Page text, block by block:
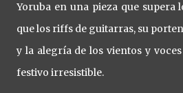
Yoruba en una pieza que supera
que los riffs de guitarras, su
y la alegría de los vientos y
festivo irresistible.